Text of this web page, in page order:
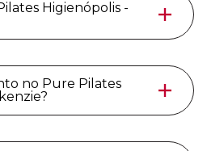
Higienópolis -
no Pure Pilates